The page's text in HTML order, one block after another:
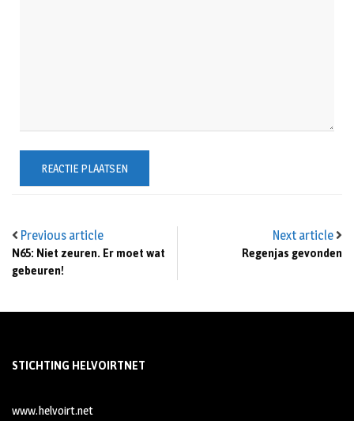
Previous article
N65: Niet zeuren. Er moet wat
gebeuren!
Next article
Regenjas gevonden
STICHTING HELVOIRTNET
www.helvoirt.net